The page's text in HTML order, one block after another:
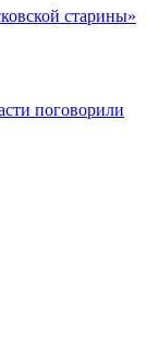
старины»
поговорили